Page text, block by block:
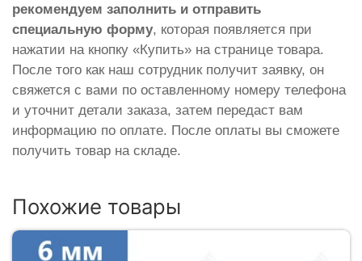
рекомендуем заполнить и отправить
специальную форму, которая появляется при
нажатии на кнопку «Купить» на странице товара.
После того как наш сотрудник получит заявку, он
свяжется с вами по оставленному номеру телефона
и уточнит детали заказа, затем передаст вам
информацию по оплате. После оплаты вы сможете
получить товар на складе.
Похожие товары